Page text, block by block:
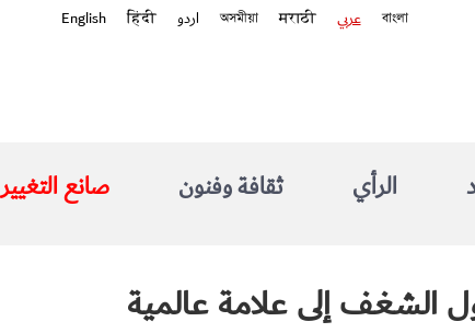
English हिंदी اردو অসমীয়া मराठी عربي বাংলা
صانع التغيير ثقافة وفنون الرأي
الشغف إلى علامة عالمية